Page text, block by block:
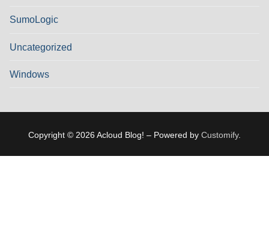
SumoLogic
Uncategorized
Windows
Copyright © 2026 Acloud Blog! – Powered by Customify.